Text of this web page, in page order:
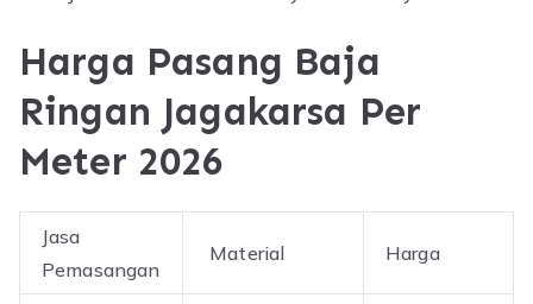
Harga Pasang Baja
Ringan Jagakarsa Per
Meter 2026
Jasa
Pemasangan
Material Harga